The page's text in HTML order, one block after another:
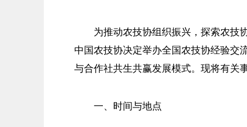
为推动农技协组织振兴，探索农技
中国农技协决定举办全国农技协经验交
与合作社共生共赢发展模式。现将有关
一、时间与地点